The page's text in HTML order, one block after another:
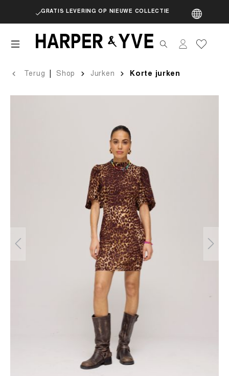
GRATIS LEVERING OP NIEUWE COLLECTIE
Terug Shop Jurken Korte jurken